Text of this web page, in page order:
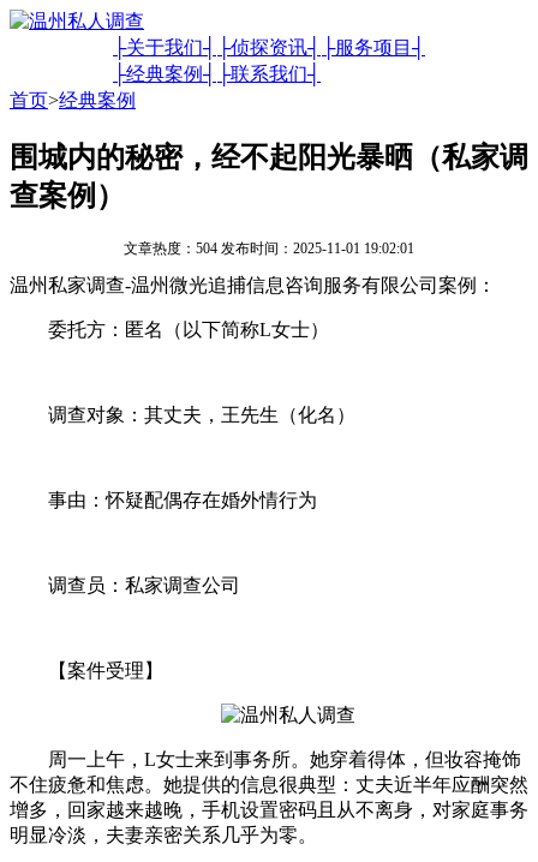
├关于我们┤ ├侦探资讯┤
├服务项目┤
├经典案例┤
├联系我们┤
首页>经典案例
围城内的秘密，经不起阳光暴晒（私家调
查案例）
文章热度：504 发布时间：2025-11-01 19:02:01
温州私家调查-温州微光追捕信息咨询服务有限公司案例：
委托方：匿名（以下简称L女士）
调查对象：其丈夫，王先生（化名）
事由：怀疑配偶存在婚外情行为
调查员：私家调查公司
【案件受理】
周一上午，L女士来到事务所。她穿着得体，但妆容掩饰
不住疲惫和焦虑。她提供的信息很典型：丈夫近半年应酬突然
增多，回家越来越晚，手机设置密码且从不离身，对家庭事务
明显冷淡，夫妻亲密关系几乎为零。